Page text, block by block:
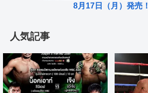
8月17日（月）発売！
人気記事